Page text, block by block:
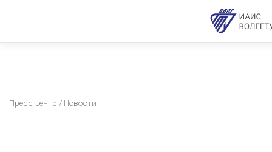
Пресс-центр / Новости